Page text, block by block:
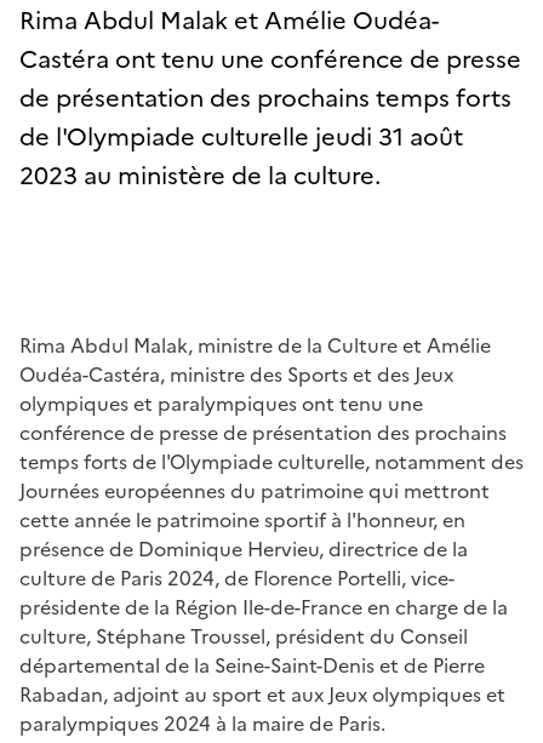
Rima Abdul Malak et Amélie Oudéa-
Castéra ont tenu une conférence de presse
de présentation des prochains temps forts
de l'Olympiade culturelle jeudi 31 août
2023 au ministère de la culture.
Rima Abdul Malak, ministre de la Culture et Amélie
Oudéa-Castéra, ministre des Sports et des Jeux
olympiques et paralympiques ont tenu une
conférence de presse de présentation des prochains
temps forts de l'Olympiade culturelle, notamment des
Journées européennes du patrimoine qui mettront
cette année le patrimoine sportif à l'honneur, en
présence de Dominique Hervieu, directrice de la
culture de Paris 2024, de Florence Portelli, vice-
présidente de la Région Ile-de-France en charge de la
culture, Stéphane Troussel, président du Conseil
départemental de la Seine-Saint-Denis et de Pierre
Rabadan, adjoint au sport et aux Jeux olympiques et
paralympiques 2024 à la maire de Paris.